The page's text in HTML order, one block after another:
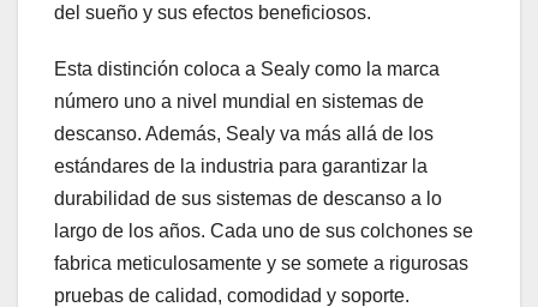
del sueño y sus efectos beneficiosos.
Esta distinción coloca a Sealy como la marca
número uno a nivel mundial en sistemas de
descanso. Además, Sealy va más allá de los
estándares de la industria para garantizar la
durabilidad de sus sistemas de descanso a lo
largo de los años. Cada uno de sus colchones se
fabrica meticulosamente y se somete a rigurosas
pruebas de calidad, comodidad y soporte.